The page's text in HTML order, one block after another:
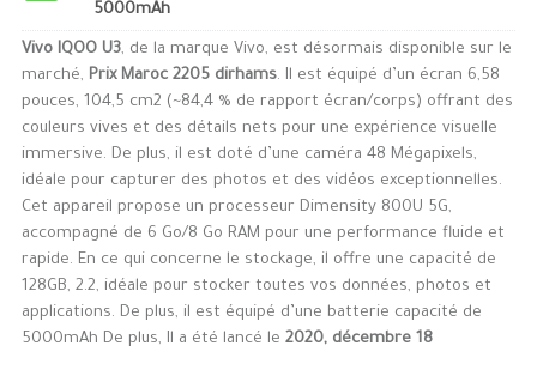
5000mAh
Vivo IQOO U3, de la marque Vivo, est désormais disponible sur le
marché, Prix Maroc 2205 dirhams. Il est équipé d’un écran 6,58
pouces, 104,5 cm2 (~84,4 % de rapport écran/corps) offrant des
couleurs vives et des détails nets pour une expérience visuelle
immersive. De plus, il est doté d’une caméra 48 Mégapixels,
idéale pour capturer des photos et des vidéos exceptionnelles.
Cet appareil propose un processeur Dimensity 800U 5G,
accompagné de 6 Go/8 Go RAM pour une performance fluide et
rapide. En ce qui concerne le stockage, il offre une capacité de
128GB, 2.2, idéale pour stocker toutes vos données, photos et
applications. De plus, il est équipé d’une batterie capacité de
5000mAh De plus, Il a été lancé le 2020, décembre 18